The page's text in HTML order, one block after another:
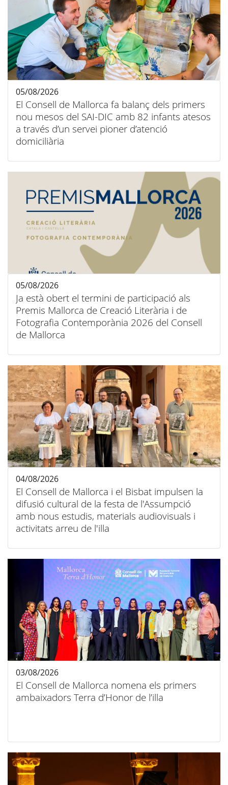
El Consell de Mallorca fa balanç dels primers
nou mesos del SAI-DIC amb 82 infants atesos
a través d’un servei pioner d’atenció
domiciliària
05/08/2026
Ja està obert el termini de participació als
Premis Mallorca de Creació Literària i de
Fotografia Contemporània 2026 del Consell
de Mallorca
05/08/2026
El Consell de Mallorca i el Bisbat impulsen la
difusió cultural de la festa de l'Assumpció
amb nous estudis, materials audiovisuals i
activitats arreu de l'illa
04/08/2026
El Consell de Mallorca nomena els primers
ambaixadors Terra d’Honor de l’illa
03/08/2026